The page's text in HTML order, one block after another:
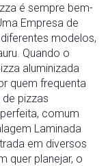
é sempre bem-
Empresa de
modelos,
Quando o
aluminizada
quem frequenta
pizzas
comum
Laminada
em diversos
quer planejar, o